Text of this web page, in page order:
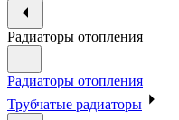
Радиаторы отопления
Радиаторы отопления
Трубчатые радиаторы